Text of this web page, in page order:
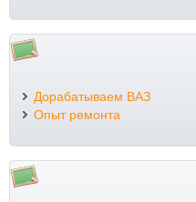
Дорабатываем ВАЗ
Опыт ремонта